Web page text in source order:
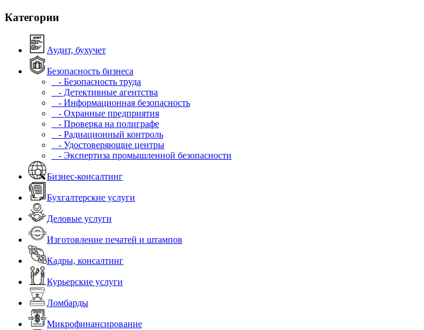
Категории
Аудит, бухучет
Безопасность бизнеса
- Безопасность труда
- Детективные агентства
- Информационная безопасность
- Охранные предприятия
- Проверка на полиграфе
- Радиационный контроль
- Удостоверяющие центры
- Экспертиза промышленной безопасности
Бизнес-консалтинг
Бухгалтерские услуги
Деловые услуги
Изготовление печатей и штампов
Кадры, консалтинг
Курьерские услуги
Ломбарды
Микрофинансирование